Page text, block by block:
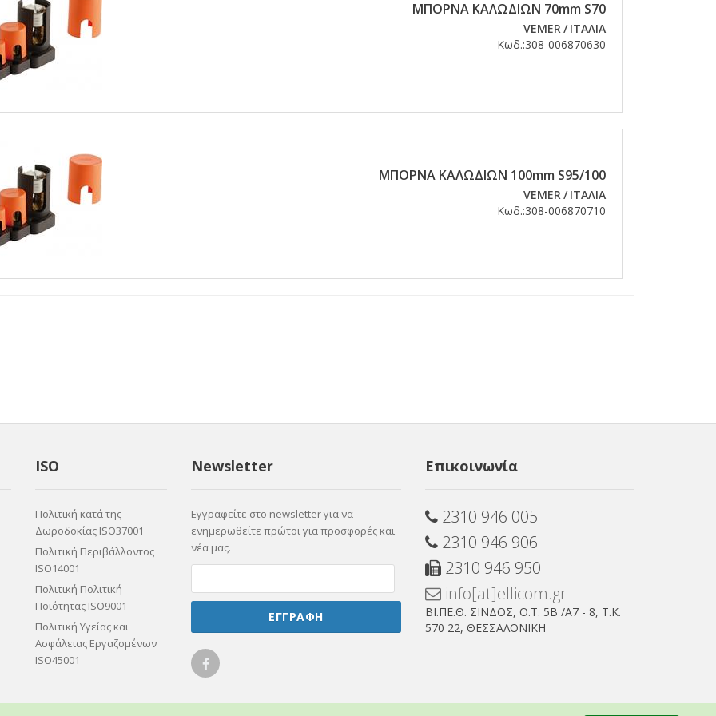
ΜΠΟΡΝΑ ΚΑΛΩΔΙΩΝ 70mm S70
VEMER/ ΙΤΑΛΙΑ
Κωδ.:308-006870630
ΜΠΟΡΝΑ ΚΑΛΩΔΙΩΝ 100mm S95/100
VEMER/ ΙΤΑΛΙΑ
Κωδ.:308-006870710
ISO
Πολιτική κατά της
Δωροδοκίας ISO37001
Πολιτική Περιβάλλοντος
ISO14001
Πολιτική Πολιτική
Ποιότητας ISO9001
Πολιτική Υγείας και
Ασφάλειας Εργαζομένων
ISO45001
Newsletter
Εγγραφείτε στο newsletter για να
ενημερωθείτε πρώτοι για προσφορές και
νέα μας.
ΕΓΓΡΑΦΗ
Ellicom
Επικοινωνία
2310 946 005
2310 946 906
2310 946 950
info[at]ellicom.gr
ΒΙ.ΠΕ.Θ. ΣΙΝΔΟΣ, Ο.Τ. 5Β /Α7 - 8, Τ.Κ.
570 22, ΘΕΣΣΑΛΟΝΙΚΗ